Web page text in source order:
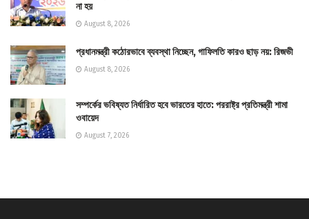
না হয়
August 8, 2026
প্রধানমন্ত্রী কঠোরভাবে ব্যবস্থা নিচ্ছেন, গাফিলতি কারও ছাড় নয়: রিজভী
August 8, 2026
সম্পর্কের ভবিষ্যত নির্ধারিত হবে ভারতের হাতে: পররাষ্ট্র প্রতিমন্ত্রী শামা
ওবায়েদ
August 7, 2026